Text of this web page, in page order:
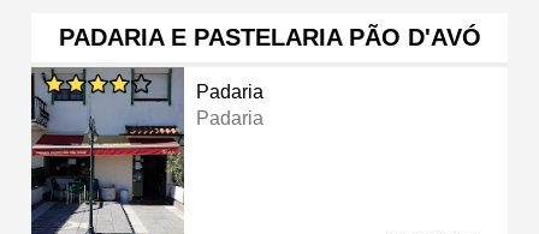
PADARIA E PASTELARIA PÃO D'AVÓ
Padaria
Padaria